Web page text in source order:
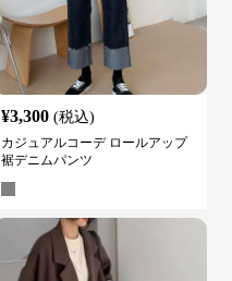
¥3,300 (税込)
カジュアルコーデ ロールアップ
裾デニムパンツ